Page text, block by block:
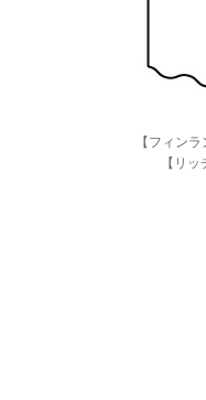
【フィン
【リ